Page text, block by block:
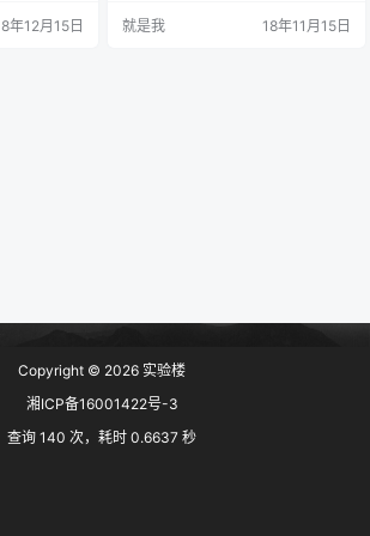
29.面试3.
年12月15日
一章 课程前言 1-1 课程介绍 1
就是我 18年11月15日
Copyright © 2026 实验楼
湘ICP备16001422号-3
查询 140 次，耗时 0.6637 秒